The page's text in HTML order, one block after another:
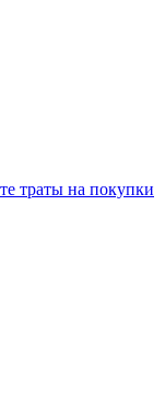
траты на покупки